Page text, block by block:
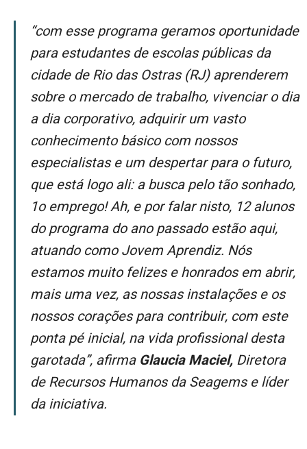
“Com esse programa geramos oportunidade
para estudantes de escolas públicas da
cidade de Rio das Ostras (RJ) aprenderem
sobre o mercado de trabalho, vivenciar o dia
a dia corporativo, adquirir um vasto
conhecimento básico com nossos
especialistas e um despertar para o futuro,
que está logo ali: a busca pelo tão sonhado,
1o emprego! Ah, e por falar nisto, 12 alunos
do programa do ano passado estão aqui,
atuando como Jovem Aprendiz. Nós
estamos muito felizes e honrados em abrir,
mais uma vez, as nossas instalações e os
nossos corações para contribuir, com este
ponta pé inicial, na vida profissional desta
garotada”, afirma Glaucia Maciel, Diretora
de Recursos Humanos da Seagems e líder
da iniciativa.